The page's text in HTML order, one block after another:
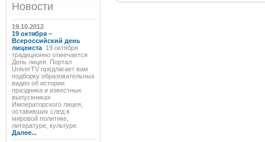
Новости
19.10.2012
19 октября –
Всероссийский день
лицеиста 19 октября
традиционно отмечается
День лицея. Портал
UniverTV предлагает вам
подборку образовательных
видео об истории
праздника и известных
выпускниках
Императорского лицея,
оставивших след в
мировой политике,
литературе, культуре.
Далее...